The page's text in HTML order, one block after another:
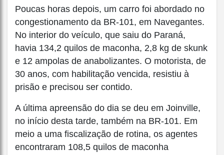
Poucas horas depois, um carro foi abordado no
congestionamento da BR-101, em Navegantes.
No interior do veículo, que saiu do Paraná,
havia 134,2 quilos de maconha, 2,8 kg de skunk
e 12 ampolas de anabolizantes. O motorista, de
30 anos, com habilitação vencida, resistiu à
prisão e precisou ser contido.
A última apreensão do dia se deu em Joinville,
no início desta tarde, também na BR-101. Em
meio a uma fiscalização de rotina, os agentes
encontraram 108,5 quilos de maconha